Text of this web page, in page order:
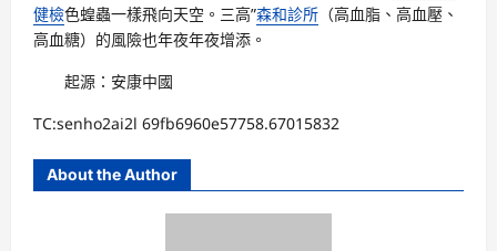
健檢色蝗蟲一樣飛向天空。三高”森和診所 （高血脂、高血壓、
高血糖）的風險也年夜年夜增添。
起源：安康中國
TC:senho2ai2l 69fb6960e57758.67015832
About the Author